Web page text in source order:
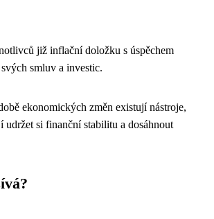
již inflační doložku s úspěchem
smluv a investic.
ekonomických změn existují nástroje,
udržet si finanční stabilitu a dosáhnout